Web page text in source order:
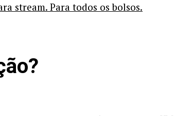
stream. Para todos os bolsos.